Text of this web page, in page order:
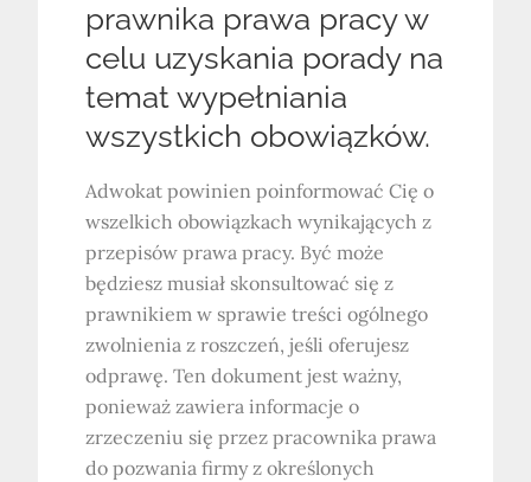
prawnika prawa pracy w
celu uzyskania porady na
temat wypełniania
wszystkich obowiązków.
Adwokat powinien poinformować Cię o
wszelkich obowiązkach wynikających z
przepisów prawa pracy. Być może
będziesz musiał skonsultować się z
prawnikiem w sprawie treści ogólnego
zwolnienia z roszczeń, jeśli oferujesz
odprawę. Ten dokument jest ważny,
ponieważ zawiera informacje o
zrzeczeniu się przez pracownika prawa
do pozwania firmy z określonych